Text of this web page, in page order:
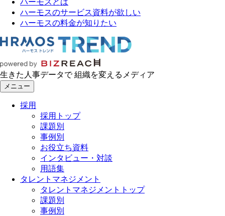
ハーモスとは
ハーモスのサービス資料が欲しい
ハーモスの料金が知りたい
生きた人事データで 組織を変えるメディア
メニュー
採用
採用トップ
課題別
事例別
お役立ち資料
インタビュー・対談
用語集
タレントマネジメント
タレントマネジメントトップ
課題別
事例別